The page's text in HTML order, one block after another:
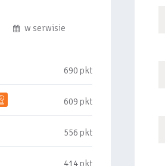
w serwisie
690 pkt
609 pkt
556 pkt
414 pkt